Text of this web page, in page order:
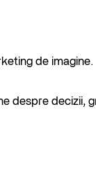
de imagine.
despre decizii,